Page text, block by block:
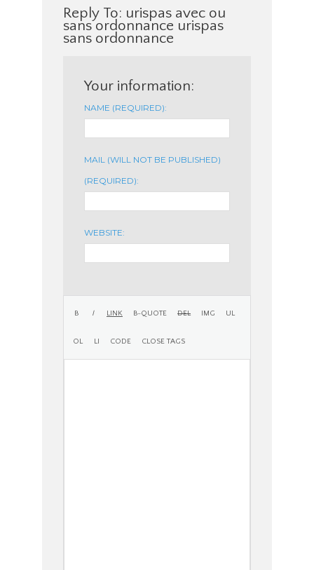
Reply To: urispas avec ou
sans ordonnance urispas
sans ordonnance
Your information:
NAME (REQUIRED):
MAIL (WILL NOT BE PUBLISHED)
(REQUIRED):
WEBSITE: